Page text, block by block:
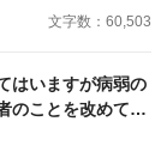
家の都合で交わされ
女の胸の奥には、小
命を掴もうと足掻
文字数：60,503
はいますが病弱の
のことを改めて考